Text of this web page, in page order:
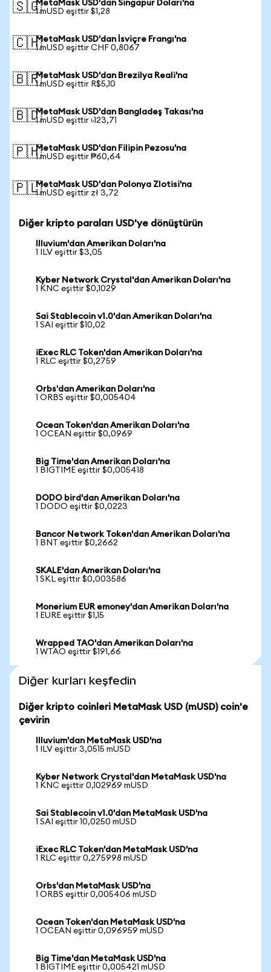
🇸🇬MetaMask USD'dan Singapur Doları'na
1 mUSD eşittir $1,28
🇨🇭MetaMask USD'dan İsviçre Frangı'na
1 mUSD eşittir CHF 0,8067
🇧🇷MetaMask USD'dan Brezilya Reali'na
1 mUSD eşittir R$5,10
🇧🇩MetaMask USD'dan Bangladeş Takası'na
1 mUSD eşittir ৳123,71
🇵🇭MetaMask USD'dan Filipin Pezosu'na
1 mUSD eşittir ₱60,64
🇵🇱MetaMask USD'dan Polonya Zlotisi'na
1 mUSD eşittir zł 3,72
Diğer kripto paraları USD'ye dönüştürün
Illuvium'dan Amerikan Doları'na
1 ILV eşittir $3,05
Kyber Network Crystal'dan Amerikan Doları'na
1 KNC eşittir $0,1029
Sai Stablecoin v1.0'dan Amerikan Doları'na
1 SAI eşittir $10,02
iExec RLC Token'dan Amerikan Doları'na
1 RLC eşittir $0,2759
Orbs'dan Amerikan Doları'na
1 ORBS eşittir $0,005404
Ocean Token'dan Amerikan Doları'na
1 OCEAN eşittir $0,0969
Big Time'dan Amerikan Doları'na
1 BIGTIME eşittir $0,005418
DODO bird'dan Amerikan Doları'na
1 DODO eşittir $0,0223
Bancor Network Token'dan Amerikan Doları'na
1 BNT eşittir $0,2662
SKALE'dan Amerikan Doları'na
1 SKL eşittir $0,003586
Monerium EUR emoney'dan Amerikan Doları'na
1 EURE eşittir $1,15
Wrapped TAO'dan Amerikan Doları'na
1 WTAO eşittir $191,66
Diğer kurları keşfedin
Diğer kripto coinleri MetaMask USD (mUSD) coin'e
çevirin
Illuvium'dan MetaMask USD'na
1 ILV eşittir 3,0515 mUSD
Kyber Network Crystal'dan MetaMask USD'na
1 KNC eşittir 0,102969 mUSD
Sai Stablecoin v1.0'dan MetaMask USD'na
1 SAI eşittir 10,0250 mUSD
iExec RLC Token'dan MetaMask USD'na
1 RLC eşittir 0,275998 mUSD
Orbs'dan MetaMask USD'na
1 ORBS eşittir 0,005406 mUSD
Ocean Token'dan MetaMask USD'na
1 OCEAN eşittir 0,096959 mUSD
Big Time'dan MetaMask USD'na
1 BIGTIME eşittir 0,005421 mUSD